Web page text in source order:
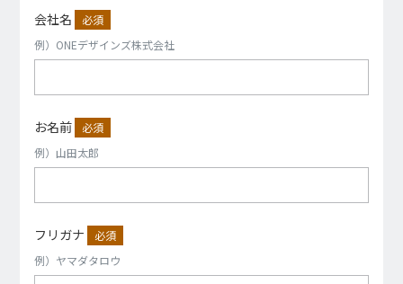
会社名
必須
例）ONEデザインズ株式会社
お名前
必須
例）山田太郎
フリガナ
必須
例）ヤマダタロウ